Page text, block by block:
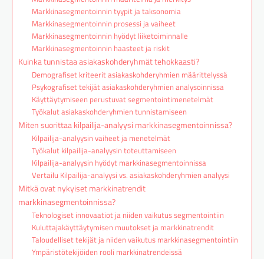
Markkinasegmentoinnin tyypit ja taksonomia
Markkinasegmentoinnin prosessi ja vaiheet
Markkinasegmentoinnin hyödyt liiketoiminnalle
Markkinasegmentoinnin haasteet ja riskit
Kuinka tunnistaa asiakaskohderyhmät tehokkaasti?
Demografiset kriteerit asiakaskohderyhmien määrittelyssä
Psykografiset tekijät asiakaskohderyhmien analysoinnissa
Käyttäytymiseen perustuvat segmentointimenetelmät
Työkalut asiakaskohderyhmien tunnistamiseen
Miten suorittaa kilpailija-analyysi markkinasegmentoinnissa?
Kilpailija-analyysin vaiheet ja menetelmät
Työkalut kilpailija-analyysin toteuttamiseen
Kilpailija-analyysin hyödyt markkinasegmentoinnissa
Vertailu Kilpailija-analyysi vs. asiakaskohderyhmien analyysi
Mitkä ovat nykyiset markkinatrendit
markkinasegmentoinnissa?
Teknologiset innovaatiot ja niiden vaikutus segmentointiin
Kuluttajakäyttäytymisen muutokset ja markkinatrendit
Taloudelliset tekijät ja niiden vaikutus markkinasegmentointiin
Ympäristötekijöiden rooli markkinatrendeissä